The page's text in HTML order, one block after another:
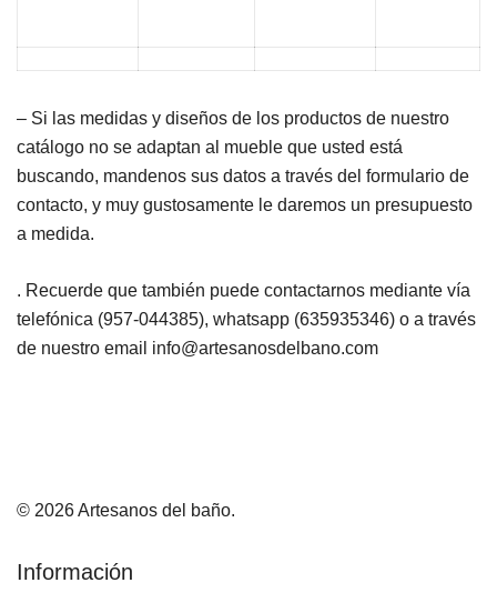
– Si las medidas y diseños de los productos de nuestro
catálogo no se adaptan al mueble que usted está
buscando, mandenos sus datos a través del formulario de
contacto, y muy gustosamente le daremos un presupuesto
a medida.
. Recuerde que también puede contactarnos mediante vía
telefónica (957-044385), whatsapp (635935346) o a través
de nuestro email info@artesanosdelbano.com
© 2026 Artesanos del baño.
Información